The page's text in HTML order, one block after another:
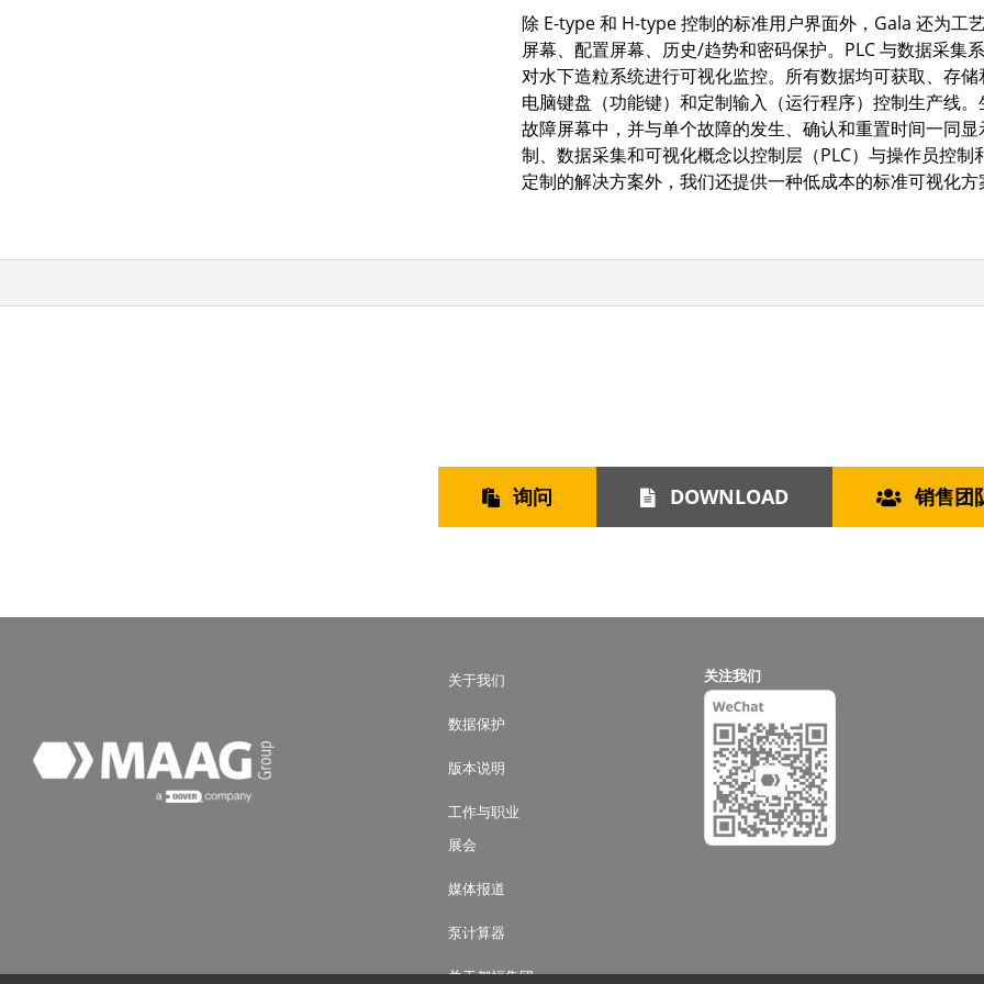
除 E-type 和 H-type 控制的标准用户界面外，Gala 还为工
屏幕、配置屏幕、历史/趋势和密码保护。PLC 与数据采集
对水下造粒系统进行可视化监控。所有数据均可获取、存
电脑键盘（功能键）和定制输入（运行程序）控制生产线
故障屏幕中，并与单个故障的发生、确认和重置时间一同
制、数据采集和可视化概念以控制层（PLC）与操作员控
定制的解决方案外，我们还提供一种低成本的标准可视化
询问 DOWNLOAD 销售团
关于我们
数据保护
版本说明
工作与职业
展会
媒体报道
泵计算器
关于都福集团
关注我们